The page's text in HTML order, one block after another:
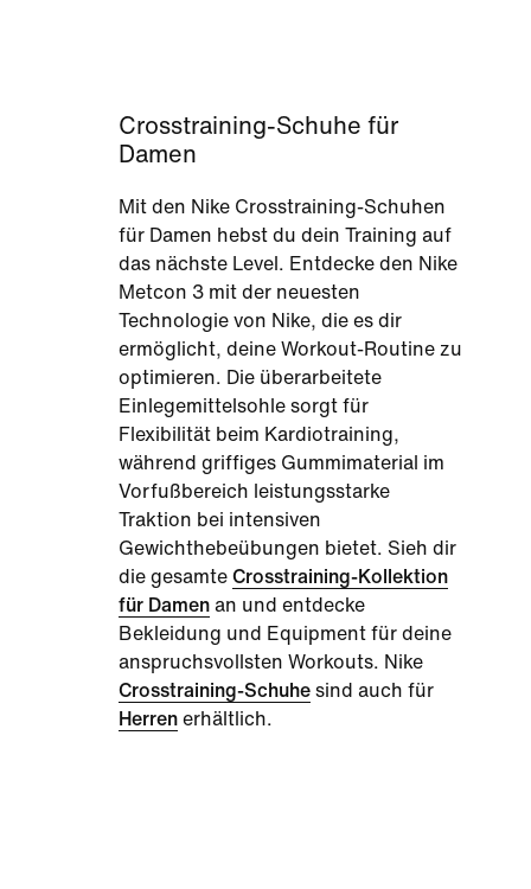
Crosstraining-Schuhe für
Damen
Mit den Nike Crosstraining-Schuhen
für Damen hebst du dein Training auf
das nächste Level. Entdecke den Nike
Metcon 3 mit der neuesten
Technologie von Nike, die es dir
ermöglicht, deine Workout-Routine zu
optimieren. Die überarbeitete
Einlegemittelsohle sorgt für
Flexibilität beim Kardiotraining,
während griffiges Gummimaterial im
Vorfußbereich leistungsstarke
Traktion bei intensiven
Gewichthebeübungen bietet. Sieh dir
die gesamte Crosstraining-Kollektion
für Damen an und entdecke
Bekleidung und Equipment für deine
anspruchsvollsten Workouts. Nike
Crosstraining-Schuhe sind auch für
Herren erhältlich.